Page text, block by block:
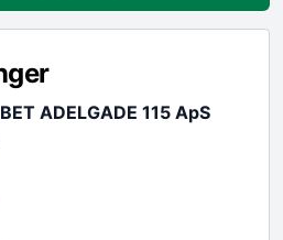
ADELGADE 115 ApS